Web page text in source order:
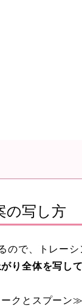
の写し方
で、トレーシ
り全体を写
クとスプーン